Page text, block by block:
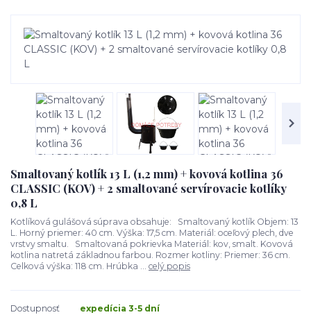
Smaltovaný kotlík 13 L (1,2 mm) + kovová kotlina 36
CLASSIC (KOV) + 2 smaltované servírovacie kotlíky
0,8 L
Kotlíková gulášová súprava obsahuje: Smaltovaný kotlík Objem: 13
L. Horný priemer: 40 cm. Výška: 17,5 cm. Materiál: oceľový plech, dve
vrstvy smaltu. Smaltovaná pokrievka Materiál: kov, smalt. Kovová
kotlina natretá základnou farbou. Rozmer kotliny: Priemer: 36 cm.
Celková výška: 118 cm. Hrúbka ... celý popis
Dostupnosť expedícia 3-5 dní